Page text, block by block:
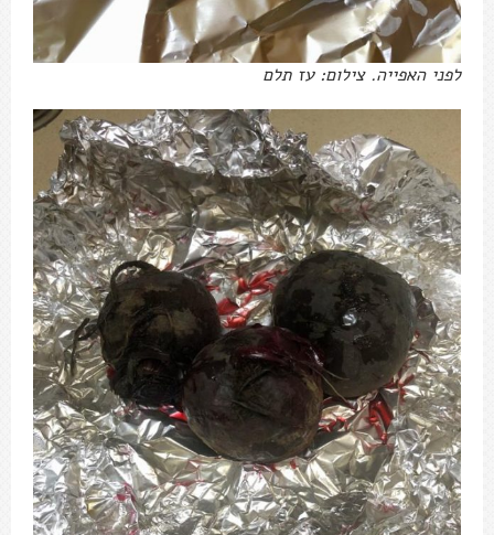
לפני האפייה. צילום: עז תלם